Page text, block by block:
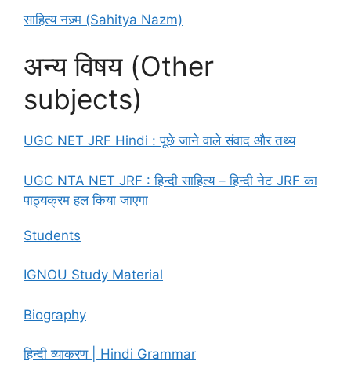
साहित्य नज़्म (Sahitya Nazm)
अन्य विषय (Other
subjects)
UGC NET JRF Hindi : पूछे जाने वाले संवाद और तथ्य
UGC NTA NET JRF : हिन्दी साहित्य – हिन्दी नेट JRF का
पाठ्यक्रम हल किया जाएगा
Students
IGNOU Study Material
Biography
हिन्दी व्याकरण | Hindi Grammar